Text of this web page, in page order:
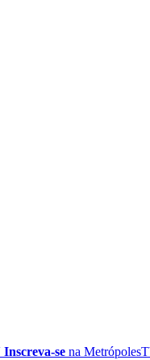
Inscreva-se na